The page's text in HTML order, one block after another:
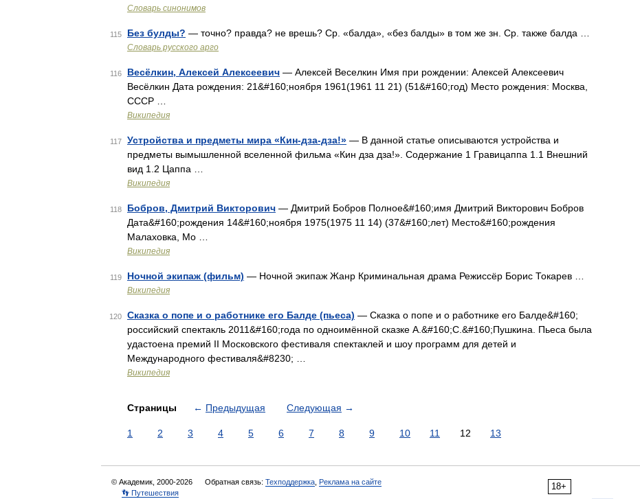
Словарь синонимов
115 Без булды? — точно? правда? не врешь? Ср. «балда», «без балды» в том же зн. Ср. также балда …
Словарь русского арго
116 Весёлкин, Алексей Алексеевич — Алексей Веселкин Имя при рождении: Алексей Алексеевич
Весёлкин Дата рождения: 21&#160;ноября 1961(1961 11 21) (51&#160;год) Место рождения: Москва,
СССР …
Википедия
117 Устройства и предметы мира «Кин-дза-дза!» — В данной статье описываются устройства и
предметы вымышленной вселенной фильма «Кин дза дза!». Содержание 1 Гравицаппа 1.1 Внешний
вид 1.2 Цаппа …
Википедия
118 Бобров, Дмитрий Викторович — Дмитрий Бобров Полное&#160;имя Дмитрий Викторович Бобров
Дата&#160;рождения 14&#160;ноября 1975(1975 11 14) (37&#160;лет) Место&#160;рождения
Малаховка, Мо …
Википедия
119 Ночной экипаж (фильм) — Ночной экипаж Жанр Криминальная драма Режиссёр Борис Токарев …
Википедия
120 Сказка о попе и о работнике его Балде (пьеса) — Сказка о попе и о работнике его Балде&#160;
российский спектакль 2011&#160;года по одноимённой сказке А.&#160;С.&#160;Пушкина. Пьеса была
удастоена премий II Московского фестиваля спектаклей и шоу программ для детей и
Международного фестиваля&#8230; …
Википедия
Страницы ← Предыдущая Следующая →
1 2 3 4 5 6 7 8 9 10 11 12 13
18+
© Академик, 2000-2026 Обратная связь: Техподдержка Реклама на сайте
👣 Путешествия